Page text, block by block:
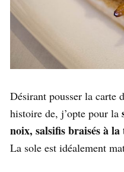
Désirant pousser la carte
histoire de, j’opte pour la
noix, salsifis braisés à
La sole est idéalement